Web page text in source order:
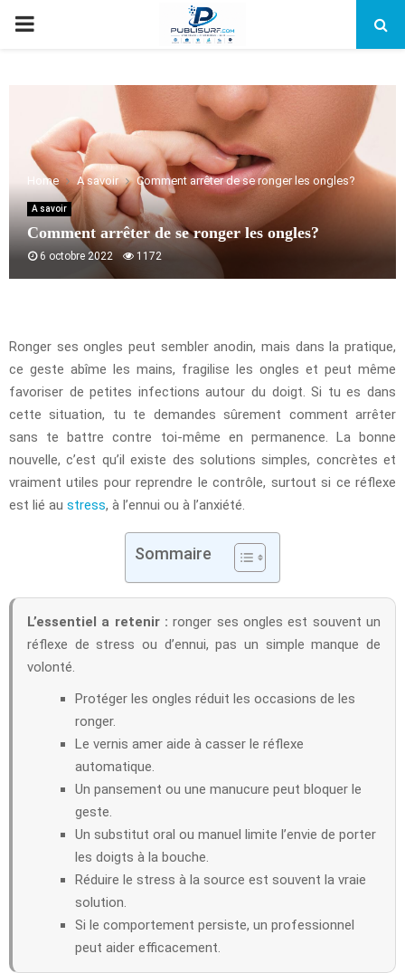
PRIMARY
Home A savoir Comment arrêter de se ronger les ongles?
A savoir
Comment arrêter de se ronger les ongles?
6 octobre 2022 1172
Ronger ses ongles peut sembler anodin, mais dans la pratique,
ce geste abîme les mains, fragilise les ongles et peut même
favoriser de petites infections autour du doigt. Si tu es dans
cette situation, tu te demandes sûrement comment arrêter
sans te battre contre toi-même en permanence. La bonne
nouvelle, c’est qu’il existe des solutions simples, concrètes et
vraiment utiles pour reprendre le contrôle, surtout si ce réflexe
est lié au stress, à l’ennui ou à l’anxiété.
Sommaire
L’essentiel a retenir : ronger ses ongles est souvent un
réflexe de stress ou d’ennui, pas un simple manque de
volonté.
Protéger les ongles réduit les occasions de les
ronger.
Le vernis amer aide à casser le réflexe
automatique.
Un pansement ou une manucure peut bloquer le
geste.
Un substitut oral ou manuel limite l’envie de porter
les doigts à la bouche.
Réduire le stress à la source est souvent la vraie
solution.
Si le comportement persiste, un professionnel
peut aider efficacement.